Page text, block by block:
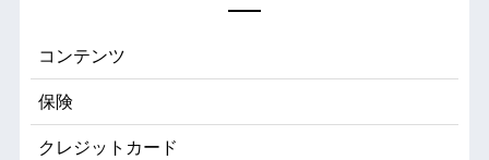
コンテンツ
保険
クレジットカード